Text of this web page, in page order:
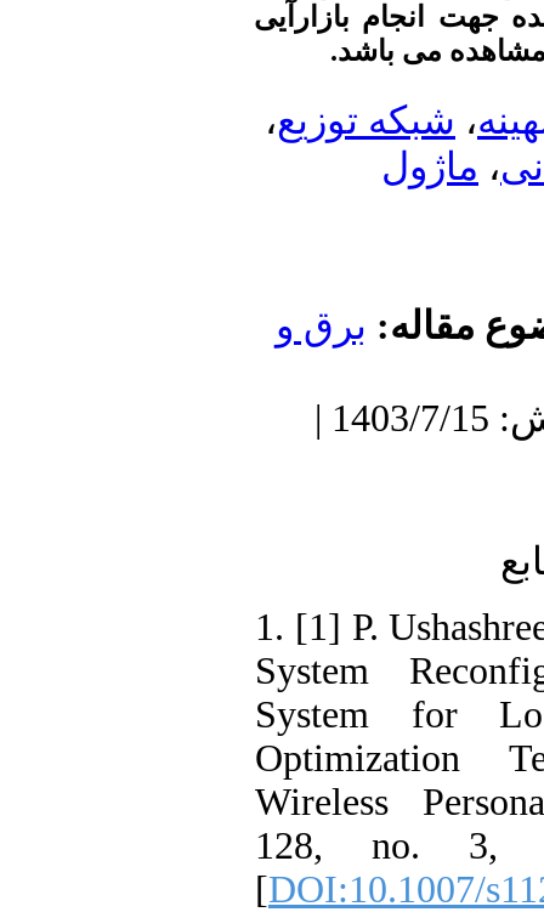
جهت انجام بازارآیی
می باشد.
، شبکه توزیع،
، ماژول
مقاله: برق و
دریافت: 1402/11/26 | پذیرش: 1403/7/15 |
1. [1] P.
System
System for
Optimization
Wireless
128, no. 3,
[DOI:10.1007/